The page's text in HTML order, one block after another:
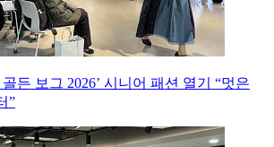
골든 보그 2026’ 시니어 패션 열기 “멋은
”